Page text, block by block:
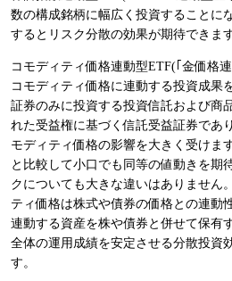
数の構成銘柄に幅広く投資することに
するとリスク分散の効果が期待できます
コモディティ価格連動型ETF(｢金価格
コモディティ価格に連動する投資成果
証券のみに投資する投資信託および商
れた受益権に基づく信託受益証券であ
モディティ価格の影響を大きく受けま
と比較して小口でも同等の値動きを期
クについても大きな違いはありません
ティ価格は株式や債券の価格との連動
連動する資産を株や債券と併せて保有
全体の運用成績を安定させる分散投資
す。